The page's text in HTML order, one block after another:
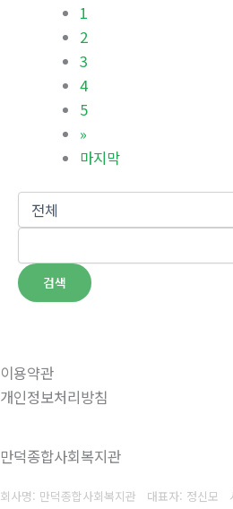
1
2
3
4
5
»
마지막
검색
이용약관
개인정보처리방침
만덕종합사회복지관
회사명: 만덕종합사회복지관 대표자: 정신모